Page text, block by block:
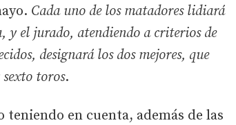
Cada uno de los matadores lidiará
el jurado, atendiendo a criterios de
designará los dos mejores, que
toros.
en cuenta, además de las